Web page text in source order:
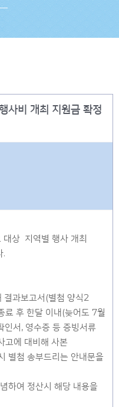
사비 개최 지원금 확정
상 지역별 행사 개최
.
결과보고서(별첨 양식2
료 후 한달 이내(늦어도 7월
서, 영수증 등 증빙서류
고에 대비해 사본
별첨 송부드리는 안내문을
하여 정산시 해당 내용을